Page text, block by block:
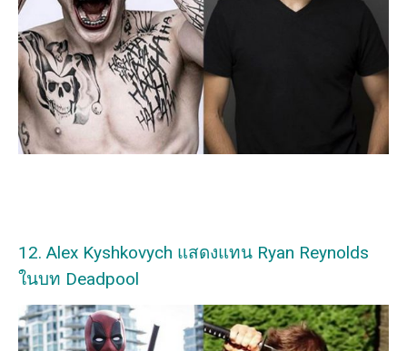
12. Alex Kyshkovych แสดงแทน Ryan Reynolds
ในบท Deadpool